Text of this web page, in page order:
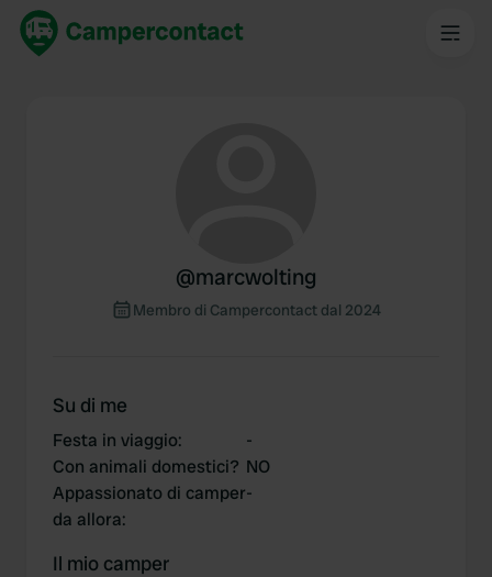
@marcwolting
Membro di Campercontact dal 2024
Su di me
Festa in viaggio:
-
Con animali domestici? NO
Appassionato di camper
da allora:
-
Il mio camper